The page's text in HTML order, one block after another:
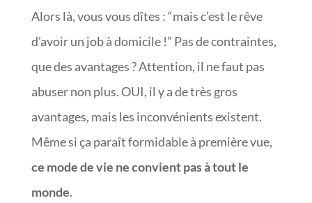
Alors là, vous vous dîtes : “mais c’est le rêve
d’avoir un job à domicile !” Pas de contraintes,
que des avantages ? Attention, il ne faut pas
abuser non plus. OUI, il y a de très gros
avantages, mais les inconvénients existent.
Même si ça paraît formidable à première vue,
ce mode de vie ne convient pas à tout le
monde.